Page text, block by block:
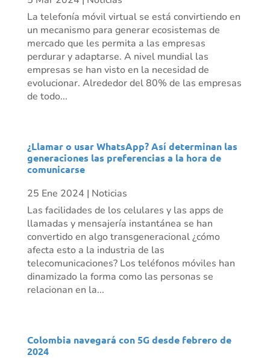
La telefonía móvil virtual se está convirtiendo en
un mecanismo para generar ecosistemas de
mercado que les permita a las empresas
perdurar y adaptarse. A nivel mundial las
empresas se han visto en la necesidad de
evolucionar. Alrededor del 80% de las empresas
de todo...
¿Llamar o usar WhatsApp? Así determinan las
generaciones las preferencias a la hora de
comunicarse
25 Ene 2024 | Noticias
Las facilidades de los celulares y las apps de
llamadas y mensajería instantánea se han
convertido en algo transgeneracional ¿cómo
afecta esto a la industria de las
telecomunicaciones? Los teléfonos móviles han
dinamizado la forma como las personas se
relacionan en la...
Colombia navegará con 5G desde febrero de
2024